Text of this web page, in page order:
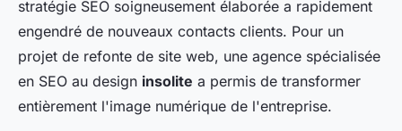
stratégie SEO soigneusement élaborée a rapidement
engendré de nouveaux contacts clients. Pour un
projet de refonte de site web, une agence spécialisée
en SEO au design insolite a permis de transformer
entièrement l'image numérique de l'entreprise.